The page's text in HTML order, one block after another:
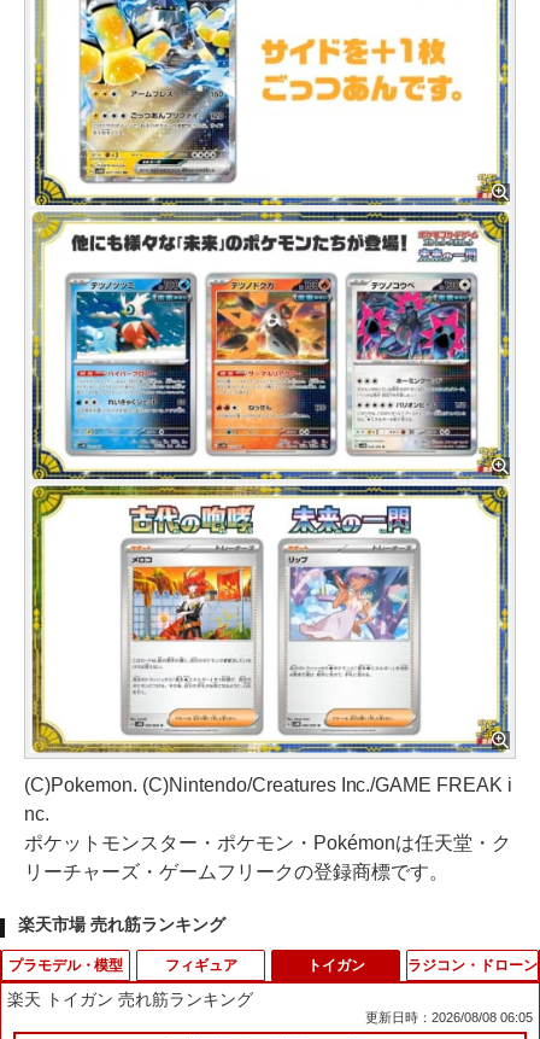
(C)Pokemon. (C)Nintendo/Creatures Inc./GAME FREAK i
nc.
ポケットモンスター・ポケモン・Pokémonは任天堂・ク
リーチャーズ・ゲームフリークの登録商標です。
楽天市場 売れ筋ランキング
プラモデル・模型 フィギュア トイガン
楽天 トイガン 売れ筋ランキング
更新日時：2026/08/08 06:05
ラジコン・ドローン